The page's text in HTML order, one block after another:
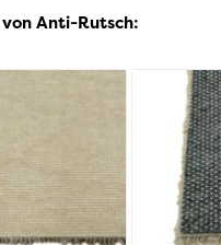
Anti-Rutsch: